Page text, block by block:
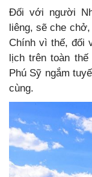
Đối với người
liêng, sẽ che
Chính vì thế, đối
lịch trên toàn
Phú Sỹ ngắm
cùng.